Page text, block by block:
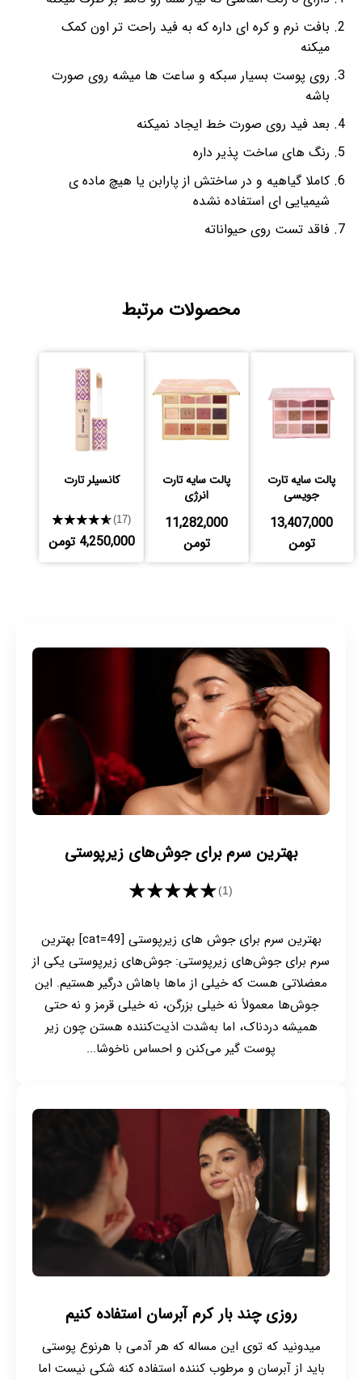
بافت نرم و کره ای داره که به فید راحت تر اون کمک
میکنه
روی پوست بسیار سبکه و ساعت ها میشه روی صورت
باشه
بعد فید روی صورت خط ایجاد نمیکنه
رنگ های ساخت پذیر داره
کاملا گیاهیه و در ساختش از پارابن یا هیچ ماده ی
شیمیایی ای استفاده نشده
فاقد تست روی حیواناته
محصولات مرتبط
پالت سایه تارت
جویسی
13,407,000
تومن
پالت سایه تارت
انرژی
11,282,000
تومن
کانسیلر تارت
★★★★★(17)
4,250,000 تومن
بهترین سرم برای جوش‌های زیرپوستی
★★★★★(1)
بهترین سرم برای جوش های زیرپوستی [cat=49] بهترین
سرم برای جوش‌های زیرپوستی: جوش‌های زیرپوستی یکی از
معضلاتی هست که خیلی از ماها باهاش درگیر هستیم. این
جوش‌ها معمولاً نه خیلی بزرگن، نه خیلی قرمز و نه حتی
همیشه دردناک، اما به‌شدت اذیت‌کننده هستن چون زیر
پوست گیر می‌کنن و احساس ناخوشا...
روزی چند بار کرم آبرسان استفاده کنیم
میدونید که توی این مساله که هر آدمی با هرنوع پوستی
باید از آبرسان و مرطوب کننده استفاده کنه شکی نیست اما